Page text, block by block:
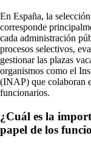
En España, la
corresponde
cada administración
procesos selectivos,
gestionar las plazas
organismos como el
(INAP) que colaboran
funcionarios.
¿Cuál es la
papel de los